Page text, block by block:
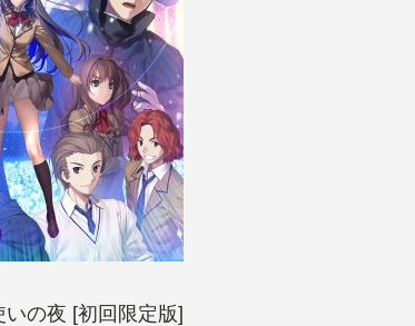
の夜 [初回限定版]